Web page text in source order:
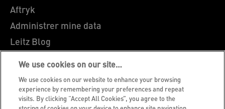
Aftryk
Administrer mine data
Leitz Blog
Karrierer
Leitz EasyPrint
Kundesupport
Garantibetingelser
We use cookies on our site…
We use cookies on our website to enhance your browsing
experience by remembering your preferences and repeat
visits. By clicking “Accept All Cookies”, you agree to the